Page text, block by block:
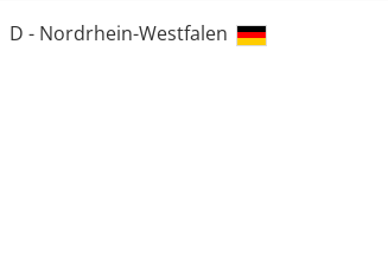
D - Nordrhein-Westfalen